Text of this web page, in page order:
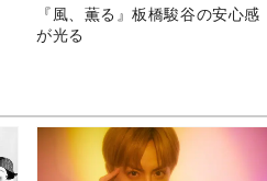
『風、薫る』板橋駿谷の安心感
が光る